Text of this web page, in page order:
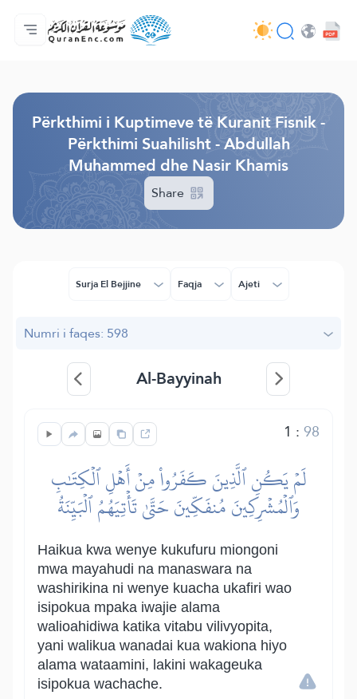
Ballina
Indeksi i Përkthimeve
Audio
Shërbime për zhvillues (programues) - API
Rreth projektit
Na kontaktoni
Gjuha
Përkthimi i Kuptimeve të Kuranit Fisnik -
Përkthimi Suahilisht - Abdullah
Muhammed dhe Nasir Khamis
Share
Surja El Bejjine Faqja Ajeti
Numri i faqes: 598
Al-Bayyinah
1 :98
لَمۡ يَكُنِ ٱلَّذِينَ كَفَرُواْ مِنۡ أَهۡلِ ٱلۡكِتَٰبِ
وَٱلۡمُشۡرِكِينَ مُنفَكِّينَ حَتَّىٰ تَأۡتِيَهُمُ ٱلۡبَيِّنَةُ
Haikua kwa wenye kukufuru miongoni
mwa mayahudi na manaswara na
washirikina ni wenye kuacha ukafiri wao
isipokua mpaka iwajie alama
walioahidiwa katika vitabu vilivyopita,
yani walikua wanadai kua wakiona hiyo
alama wataamini, lakini wakageuka
isipokua wachache.